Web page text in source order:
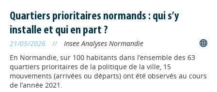
De janvier à mai 2026, l’Agence
Régionale de l’Orientation et des Métiers a proposé un cycle
de cinq webinaires intitulé « Profils de territoire », consacré
à chacun des départements normands. Ils étaient organisés
en partenariat avec le Carif-Oref et la Région Normandie.
Les replays sont disponibles.
Quartiers prioritaires normands : qui s’y
installe et qui en part ?
21/05/2026 //
Insee Analyses Normandie
En Normandie, sur 100 habitants dans l’ensemble des 63
quartiers prioritaires de la politique de la ville, 15
mouvements (arrivées ou départs) ont été observés au cours
de l’année 2021.